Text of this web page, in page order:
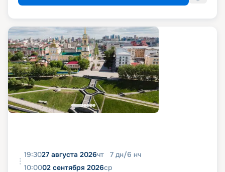
19:3027 августа 2026чт 7 дн/6 нч
10:0002 сентября 2026ср